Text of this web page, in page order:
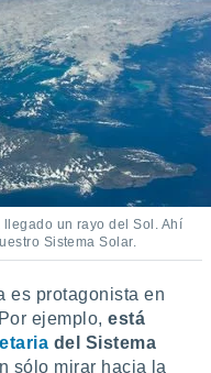
un rayo del Sol. Ahí
Sistema Solar.
es protagonista en
ejemplo,está
del Sistema
sólo mirar hacia la